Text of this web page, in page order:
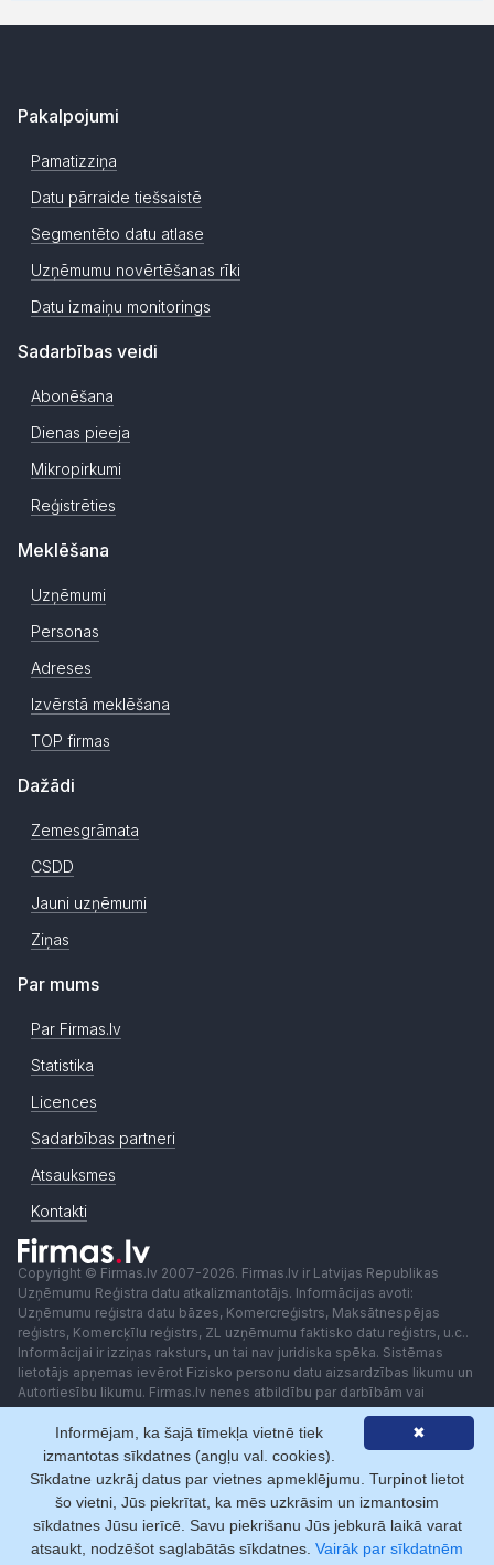
Pakalpojumi
Pamatizziņa
Datu pārraide tiešsaistē
Segmentēto datu atlase
Uzņēmumu novērtēšanas rīki
Datu izmaiņu monitorings
Sadarbības veidi
Abonēšana
Dienas pieeja
Mikropirkumi
Reģistrēties
Meklēšana
Uzņēmumi
Personas
Adreses
Izvērstā meklēšana
TOP firmas
Dažādi
Zemesgrāmata
CSDD
Jauni uzņēmumi
Ziņas
Par mums
Par Firmas.lv
Statistika
Licences
Sadarbības partneri
Atsauksmes
Kontakti
Copyright © Firmas.lv 2007-2026. Firmas.lv ir Latvijas Republikas
Uzņēmumu Reģistra datu atkalizmantotājs. Informācijas avoti:
Uzņēmumu reģistra datu bāzes, Komercreģistrs, Maksātnespējas
reģistrs, Komercķīlu reģistrs, ZL uzņēmumu faktisko datu reģistrs, u.c..
Informācijai ir izziņas raksturs, un tai nav juridiska spēka. Sistēmas
lietotājs apņemas ievērot Fizisko personu datu aizsardzības likumu un
Autortiesību likumu. Firmas.lv nenes atbildību par darbībām vai
lēmumiem, kas balstīti uz saņemto pakalpojumu. Lietotājam aizliegts
izmantot jebkādas automatizētas sistēmas vai iekārtas (robotus)
piekļuvei sistēmai bez rakstiskas saskaņošanas ar Firmas.lv. Galvenā
redaktore: Ingūna Pempere.
Lietošanas noteikumi
Privātuma politika Norēķini ar
✖
Informējam, ka šajā tīmekļa vietnē tiek
izmantotas sīkdatnes (angļu val. cookies).
Sīkdatne uzkrāj datus par vietnes apmeklējumu. Turpinot lietot
šo vietni, Jūs piekrītat, ka mēs uzkrāsim un izmantosim
sīkdatnes Jūsu ierīcē. Savu piekrišanu Jūs jebkurā laikā varat
atsaukt, nodzēšot saglabātās sīkdatnes. Vairāk par sīkdatnēm